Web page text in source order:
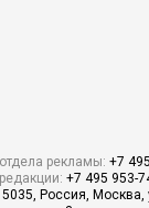
рекламы: +7
+7 495 953-
Россия, Москва,